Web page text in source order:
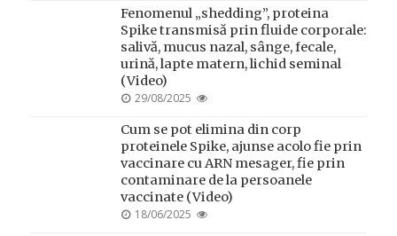
Fenomenul „shedding”, proteina
Spike transmisă prin fluide corporale:
salivă, mucus nazal, sânge, fecale,
urină, lapte matern, lichid seminal
(Video)
POSTED
29/08/2025
Cum se pot elimina din corp
proteinele Spike, ajunse acolo fie prin
vaccinare cu ARN mesager, fie prin
contaminare de la persoanele
vaccinate (Video)
POSTED
18/06/2025